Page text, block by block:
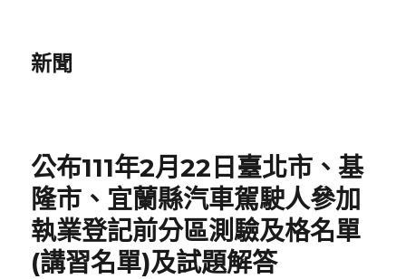
新聞
公布111年2月22日臺北市、基
隆市、宜蘭縣汽車駕駛人參加
執業登記前分區測驗及格名單
(講習名單)及試題解答